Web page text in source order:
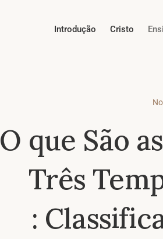
Introdução Cristo
O que São
Três
: